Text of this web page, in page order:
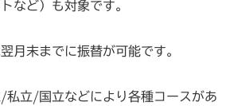
など）も対象です。
月末までに振替が可能です。
立/国立などにより各種コースがあ